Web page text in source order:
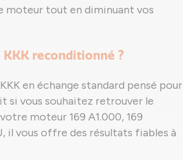
moteur tout en diminuant vos
reconditionné ?
en échange standard pensé pour
si vous souhaitez retrouver le
moteur 169 A1.000, 169
il vous offre des résultats fiables à